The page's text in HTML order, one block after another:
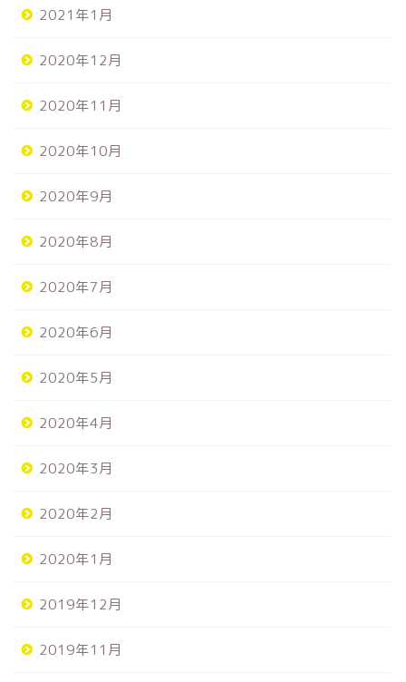
2021年1月
2020年12月
2020年11月
2020年10月
2020年9月
2020年8月
2020年7月
2020年6月
2020年5月
2020年4月
2020年3月
2020年2月
2020年1月
2019年12月
2019年11月